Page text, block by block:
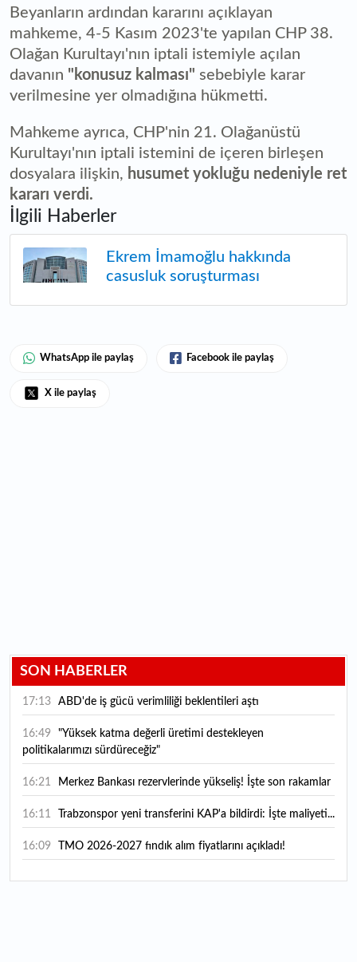
Beyanların ardından kararını açıklayan
mahkeme, 4-5 Kasım 2023'te yapılan CHP 38.
Olağan Kurultayı'nın iptali istemiyle açılan
davanın "konusuz kalması" sebebiyle karar
verilmesine yer olmadığına hükmetti.
Mahkeme ayrıca, CHP'nin 21. Olağanüstü
Kurultayı'nın iptali istemini de içeren birleşen
dosyalara ilişkin, husumet yokluğu nedeniyle ret
kararı verdi.
İlgili Haberler
Ekrem İmamoğlu hakkında
casusluk soruşturması
WhatsApp ile paylaş Facebook ile paylaş
X ile paylaş
SON HABERLER
17:13 ABD'de iş gücü verimliliği beklentileri aştı
16:49
politikalarımızı sürdüreceğiz"
16:21 Merkez Bankası rezervlerinde yükseliş! İşte son rakamlar
16:11 Trabzonspor yeni transferini KAP'a bildirdi: İşte maliyeti...
16:09 TMO 2026-2027 fındık alım fiyatlarını açıkladı!